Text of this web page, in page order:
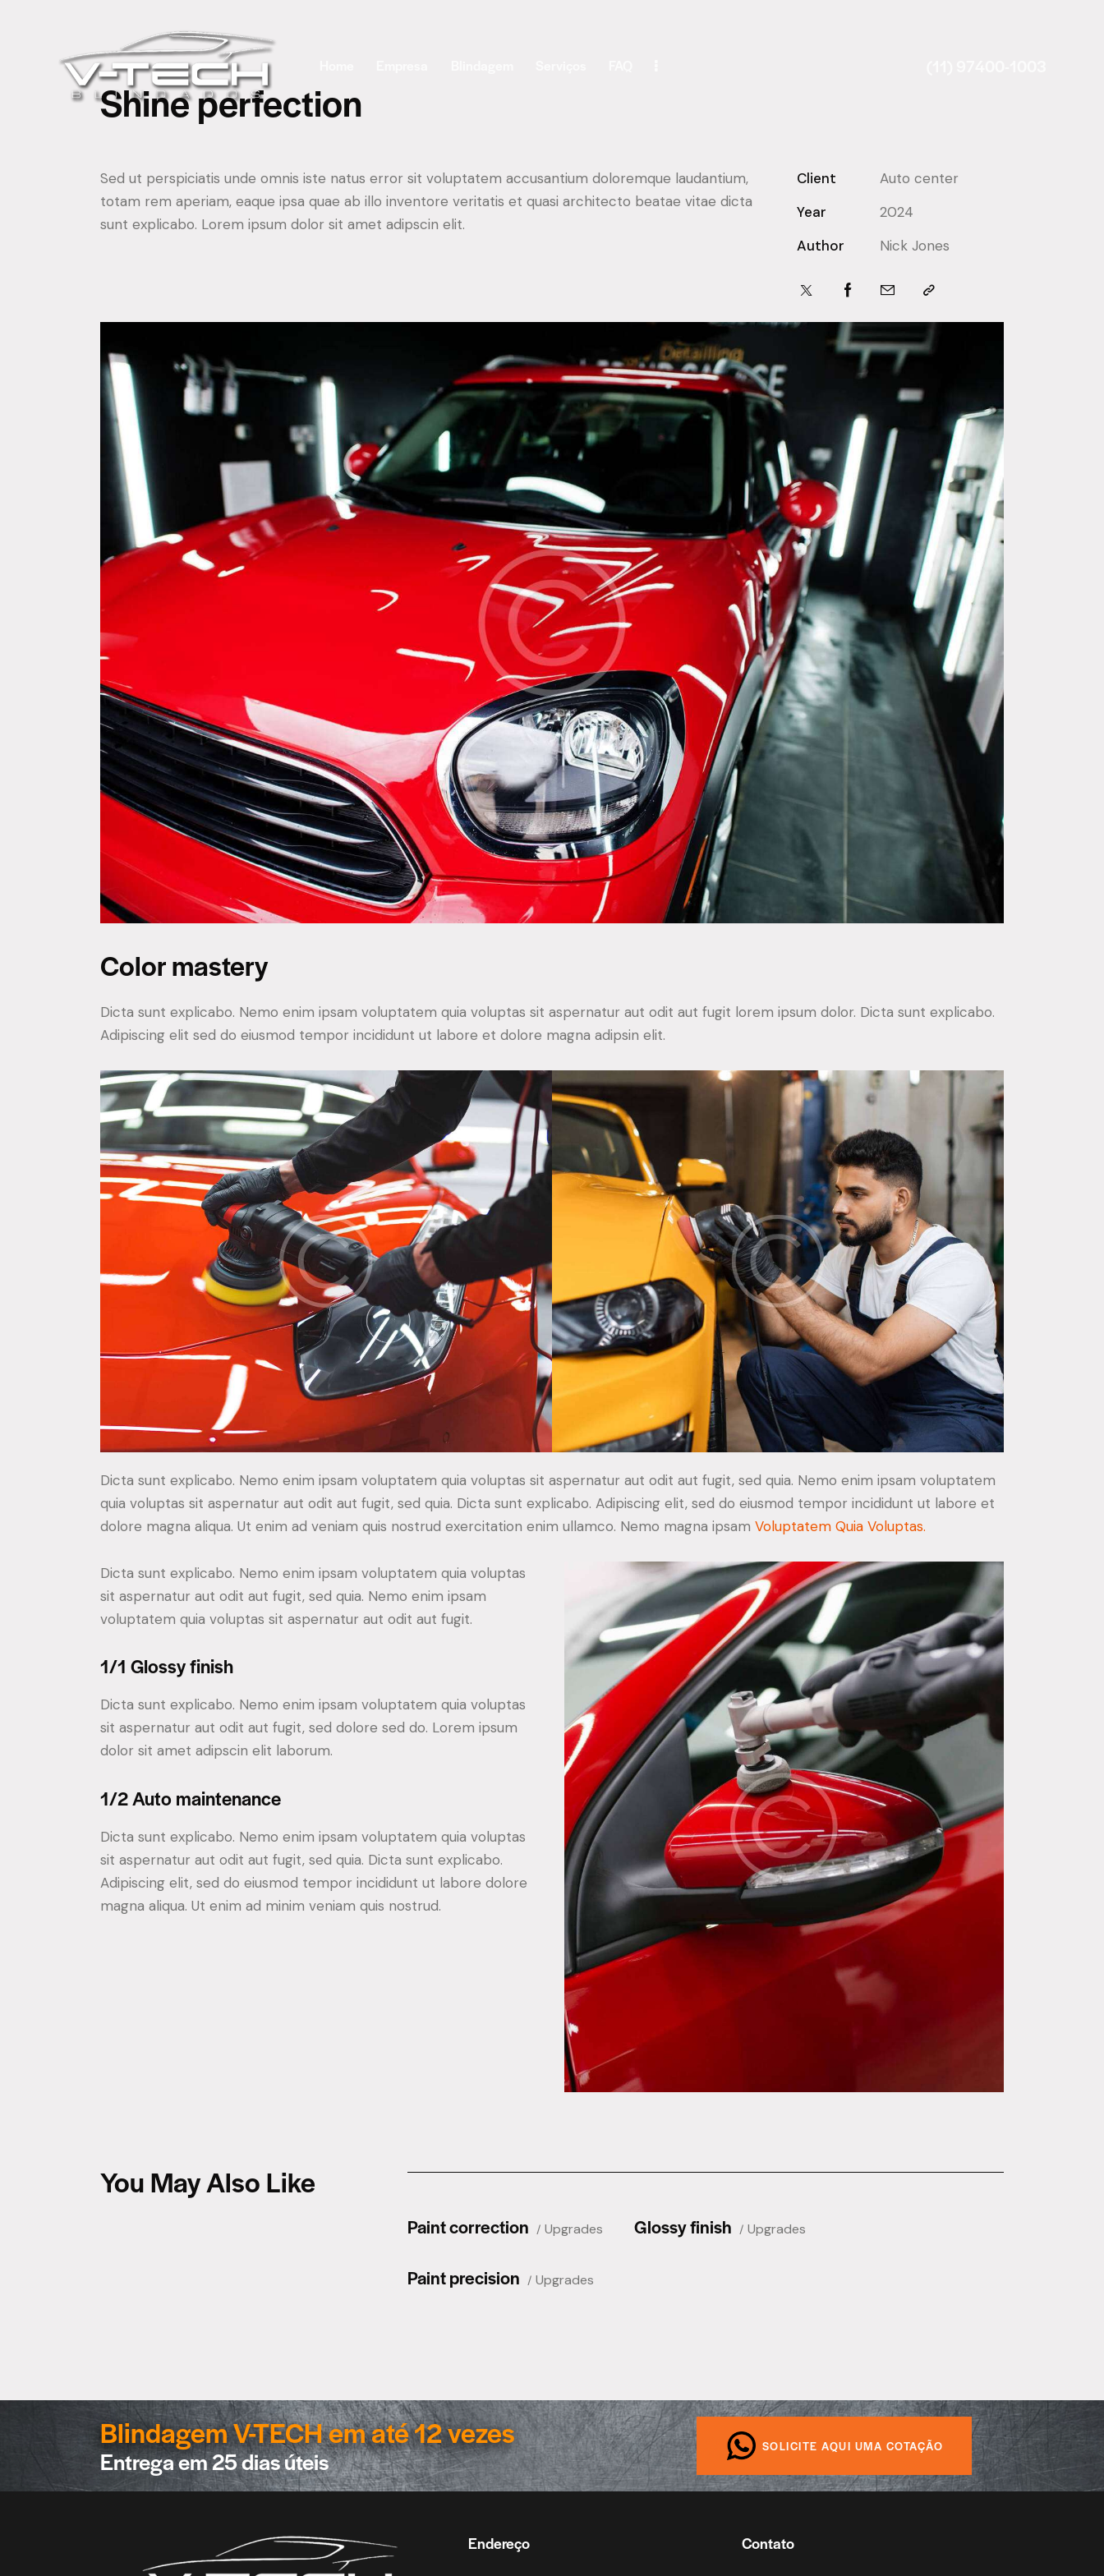
Shine perfection
Sed ut perspiciatis unde omnis iste natus error sit voluptatem accusantium doloremque laudantium,
totam rem aperiam, eaque ipsa quae ab illo inventore veritatis et quasi architecto beatae vitae dicta
sunt explicabo. Lorem ipsum dolor sit amet adipscin elit.
Client
Auto center
Year
2024
Author
Nick Jones
Color mastery
Dicta sunt explicabo. Nemo enim ipsam voluptatem quia voluptas sit aspernatur aut odit aut fugit lorem ipsum dolor. Dicta sunt explicabo.
Adipiscing elit sed do eiusmod tempor incididunt ut labore et dolore magna adipsin elit.
Dicta sunt explicabo. Nemo enim ipsam voluptatem quia voluptas sit aspernatur aut odit aut fugit, sed quia. Nemo enim ipsam voluptatem
quia voluptas sit aspernatur aut odit aut fugit, sed quia. Dicta sunt explicabo. Adipiscing elit, sed do eiusmod tempor incididunt ut labore et
dolore magna aliqua. Ut enim ad veniam quis nostrud exercitation enim ullamco. Nemo magna ipsam Voluptatem Quia Voluptas.
Dicta sunt explicabo. Nemo enim ipsam voluptatem quia voluptas
sit aspernatur aut odit aut fugit, sed quia. Nemo enim ipsam
voluptatem quia voluptas sit aspernatur aut odit aut fugit.
1/1 Glossy finish
Dicta sunt explicabo. Nemo enim ipsam voluptatem quia voluptas
sit aspernatur aut odit aut fugit, sed dolore sed do. Lorem ipsum
dolor sit amet adipscin elit laborum.
1/2 Auto maintenance
Dicta sunt explicabo. Nemo enim ipsam voluptatem quia voluptas
sit aspernatur aut odit aut fugit, sed quia. Dicta sunt explicabo.
Adipiscing elit, sed do eiusmod tempor incididunt ut labore dolore
magna aliqua. Ut enim ad minim veniam quis nostrud.
You May Also Like
Upgrades
Paint correction Upgrades
Glossy finish
Upgrades
Paint precision
Blindagem V-TECH em até 12 vezes
Entrega em 25 dias úteis SOLICITE AQUI UMA COTAÇÃO
Endereço Contato